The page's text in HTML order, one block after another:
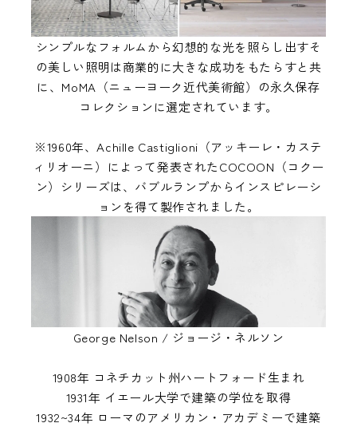
シンプルなフォルムから幻想的な光を照らし出すそ
の美しい照明は商業的に大きな成功をもたらすと共
に、MoMA（ニューヨーク近代美術館）の永久保存
コレクションに選定されています。
※1960年、Achille Castiglioni（アッキーレ・カステ
ィリオーニ）によって発表されたCOCOON（コクー
ン）シリーズは、バブルランプからインスピレーシ
ョンを得て製作されました。
George Nelson / ジョージ・ネルソン
1908年 コネチカット州ハートフォード生まれ
1931年 イエール大学で建築の学位を取得
1932~34年 ローマのアメリカン・アカデミーで建築